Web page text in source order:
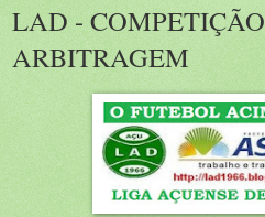
LAD -
ARBITRAGEM